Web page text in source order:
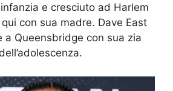
e cresciuto ad Harlem
con sua madre. Dave East
a Queensbridge con sua zia